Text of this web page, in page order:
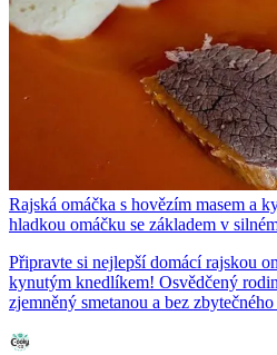
Rajská omáčka s hovězím masem a
hladkou omáčku se základem v
Připravte si nejlepší domácí rajskou
kynutým knedlíkem! Osvědčený
zjemněný smetanou a bez